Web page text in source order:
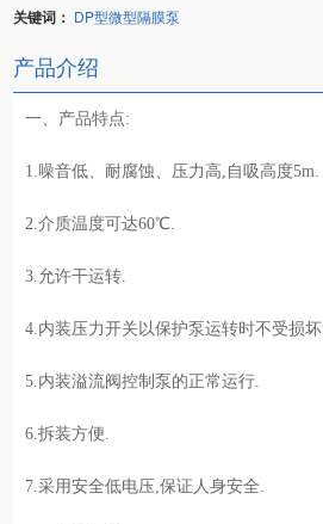
关键词： DP型微型隔膜泵
产品介绍
一、产品特点:
1.噪音低、耐腐蚀、压力高,自吸高度5m.
2.介质温度可达60℃.
3.允许干运转.
4.内装压力开关以保护泵运转时不受损坏.
5.内装溢流阀控制泵的正常运行.
6.拆装方便.
7.采用安全低电压,保证人身安全.